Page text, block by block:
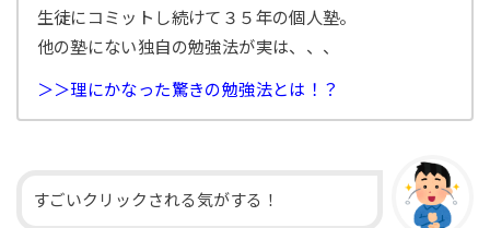
生徒にコミットし続けて３５年の個人塾。
他の塾にない独自の勉強法が実は、、、
＞＞理にかなった驚きの勉強法とは！？
すごいクリックされる気がする！